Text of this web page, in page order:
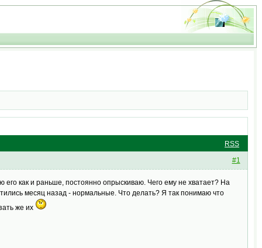
RSS
#1
как и раньше, постоянно опрыскиваю. Чего ему не хватает? На
месяц назад - нормальные. Что делать? Я так понимаю что
же их